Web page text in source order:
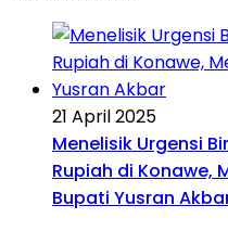
21 April 2025
Menelisik Urgensi
Rupiah di Konawe,
Bupati Yusran